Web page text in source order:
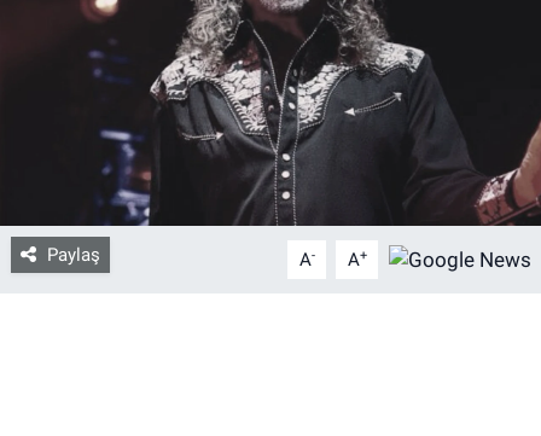
Paylaş A- A+
İLAN
Bize ulaşın
İletişim/Künye
Yaşam
Gözden Kaçmasın